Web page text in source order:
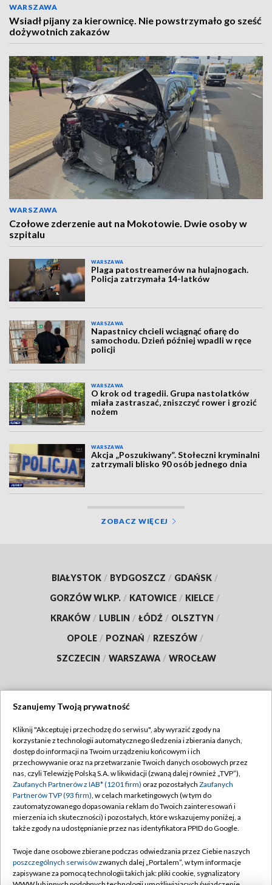
WARSZAWA
Wsiadł pijany za kierownicę. Nie powstrzymało go sześć
dożywotnich zakazów
WARSZAWA
Czołowe zderzenie aut na Mokotowie. Dwie osoby w
szpitalu
WARSZAWA
Plaga patostreamerów na hulajnogach.
Policja zatrzymała 14-latków
WARSZAWA
Napastnicy chcieli wciągnąć ofiarę do
samochodu. Dzień później wpadli w ręce
policji
WARSZAWA
O krok od tragedii. Grupa nastolatków
miała zastraszać, zniszczyć rower i grozić
nożem
WARSZAWA
Akcja „Poszukiwany”. Stołeczni kryminalni
zatrzymali blisko 90 osób jednego dnia
ZOBACZ WIĘCEJ
BIAŁYSTOK / BYDGOSZCZ / GDAŃSK /
GORZÓW WLKP. / KATOWICE / KIELCE /
KRAKÓW / LUBLIN / ŁÓDŹ / OLSZTYN /
OPOLE / POZNAŃ / RZESZÓW /
SZCZECIN / WARSZAWA / WROCŁAW
TVP
Abonament TVP
Emisja w TVP
Centrum informacji TVP
Naziemna Telewizja Cyfrowa
Rada Programowa
System NOS
Regulamin TVP
Polityka prywatności
Moje zgody
Pomoc
Kontakt
Szanujemy Twoją prywatność
Kliknij "Akceptuję i przechodzę do serwisu", aby wyrazić zgody na
korzystanie z technologii automatycznego śledzenia i zbierania danych,
dostęp do informacji na Twoim urządzeniu końcowym i ich
przechowywanie oraz na przetwarzanie Twoich danych osobowych przez
nas, czyli Telewizję Polską S.A. w likwidacji (zwaną dalej również „TVP”),
Zaufanych Partnerów z IAB* (1201 firm) oraz pozostałych Zaufanych
Partnerów TVP (93 firm), w celach marketingowych (w tym do
zautomatyzowanego dopasowania reklam do Twoich zainteresowań i
mierzenia ich skuteczności) i pozostałych, które wskazujemy poniżej, a
także zgody na udostępnianie przez nas identyfikatora PPID do Google.
Twoje dane osobowe zbierane podczas odwiedzania przez Ciebie naszych
poszczególnych serwisówzwanych dalej „Portalem”, w tym informacje
zapisywane za pomocą technologii takich jak: pliki cookie, sygnalizatory